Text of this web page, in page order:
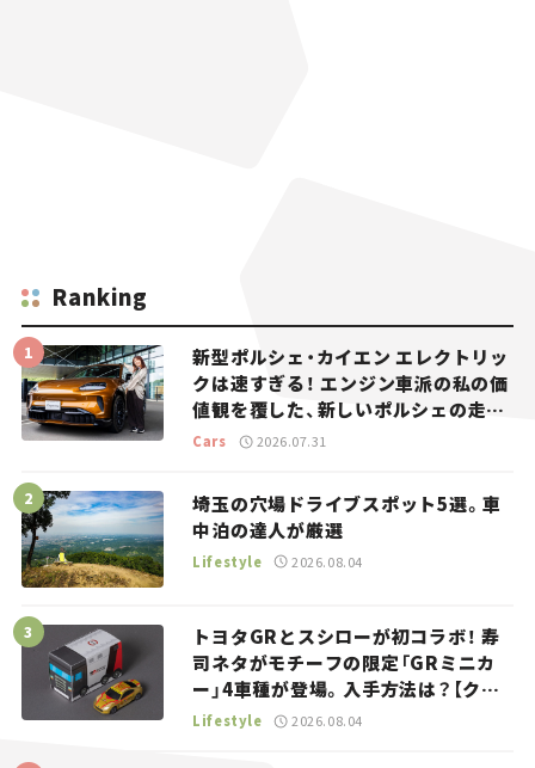
Ranking
新型ポルシェ・カイエン エレクトリッ
クは速すぎる！ エンジン車派の私の価
値観を覆した、新しいポルシェの走
り。
Cars 2026.07.31
埼玉の穴場ドライブスポット5選。車
中泊の達人が厳選
Lifestyle 2026.08.04
トヨタGRとスシローが初コラボ！ 寿
司ネタがモチーフの限定「GRミニカ
ー」4車種が登場。入手方法は？【クル
マとホビー】
Lifestyle 2026.08.04